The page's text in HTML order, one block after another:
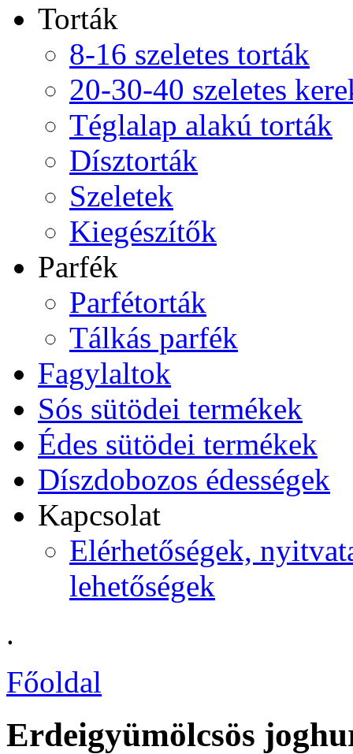
Torták
8-16 szeletes torták
20-30-40 szeletes
Téglalap alakú torták
Dísztorták
Szeletek
Kiegészítők
Parfék
Parfétorták
Tálkás parfék
Fagylaltok
Sós sütödei termékek
Édes sütödei termékek
Díszdobozos édességek
Kapcsolat
Elérhetőségek,
lehetőségek
.
Főoldal
Erdeigyümölcsös